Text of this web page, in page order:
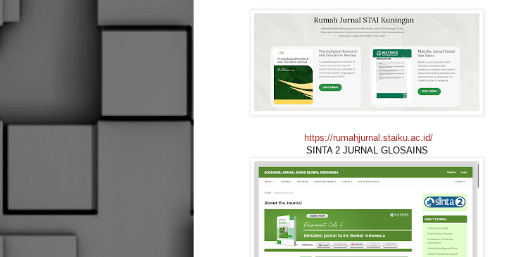
https://rumahjurnal.staiku.ac.id/
SINTA 2 JURNAL GLOSAINS